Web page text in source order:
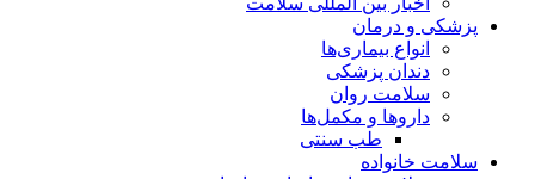
پزشکی و درمان
انواع بیماری‌ها
دندان پزشکی
سلامت روان
داروها و مکمل‌ها
طب سنتی
سلامت خانواده